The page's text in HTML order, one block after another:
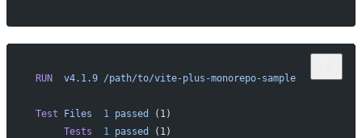
RUN
  v4.1.9
/path/to/vite-plus-monorepo-sample
Test Files
  1
passed
(1)
      Tests
  1
passed
(1)